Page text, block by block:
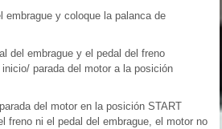
embrague y coloque la palanca de
del embrague y el pedal del freno
parada del motor a la posición
del motor en la posición START
freno ni el pedal del embrague, el motor no